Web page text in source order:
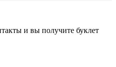
и вы получите буклет